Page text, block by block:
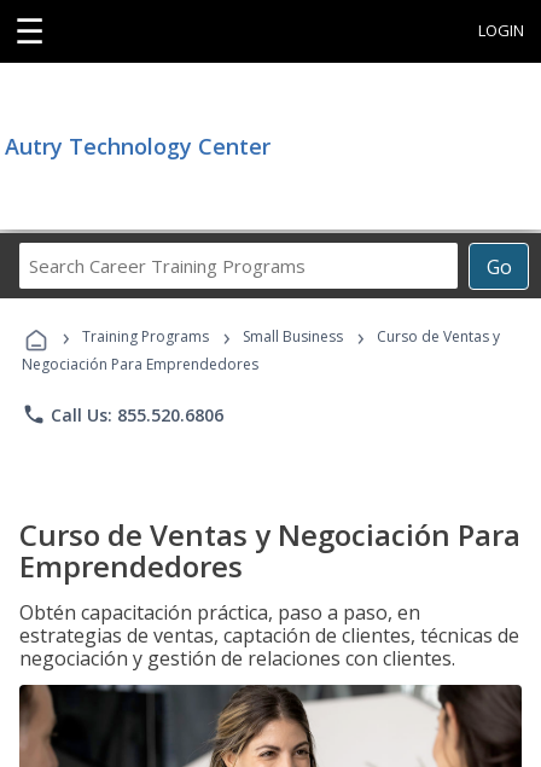
☰ LOGIN
Autry Technology Center
Go
Career
Programs
› Training Programs › Small Business ›
Curso de Ventas y
Negociación Para Emprendedores
phone Call Us: 855.520.6806
Curso de Ventas y Negociación Para
Emprendedores
Obtén capacitación práctica, paso a paso, en
estrategias de ventas, captación de clientes, técnicas de
negociación y gestión de relaciones con clientes.